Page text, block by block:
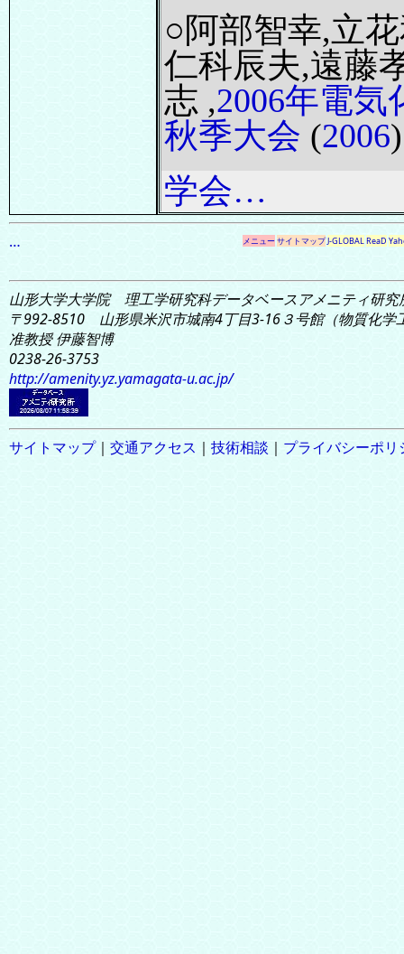
○阿部智幸,立
仁科辰夫,遠藤
志 ,2006年電気
秋季大会 (2006
学会…
… メニューサイトマップJ-GLOBALReaD
山形大学大学院 理工学研究科データベースアメニティ研究
〒992-8510 山形県米沢市城南4丁目3-16３号館（物質化学
准教授 伊藤智博
0238-26-3753
http://amenity.yz.yamagata-u.ac.jp/
サイトマップ｜ 交通アクセス ｜ 技術相談 ｜ プライバシーポリ